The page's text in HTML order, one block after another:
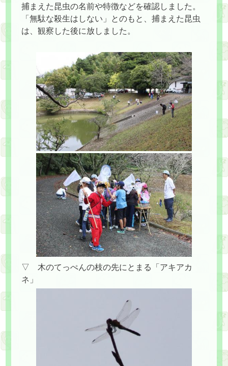
捕まえた昆虫の名前や特徴などを確認しました。
「無駄な殺生はしない」とのもと、捕まえた昆虫
は、観察した後に放しました。
▽ 木のてっぺんの枝の先にとまる「アキアカ
ネ」